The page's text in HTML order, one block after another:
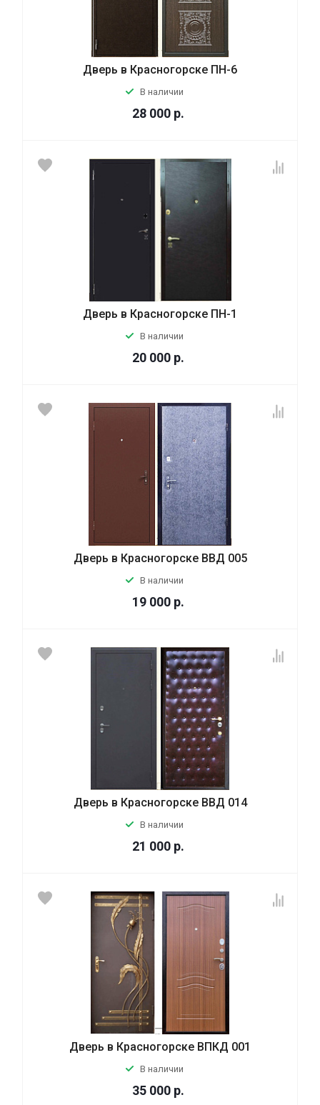
Дверь в Красногорске ПН-6
В наличии
28 000 р.
Дверь в Красногорске ПН-1
В наличии
20 000 р.
Дверь в Красногорске ВВД 005
В наличии
19 000 р.
Дверь в Красногорске ВВД 014
В наличии
21 000 р.
Дверь в Красногорске ВПКД 001
В наличии
35 000 р.